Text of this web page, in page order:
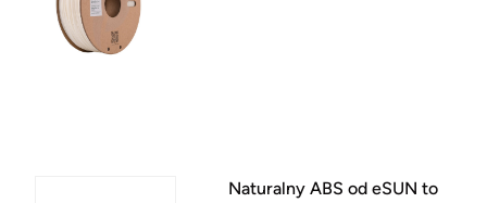
Naturalny ABS od eSUN to